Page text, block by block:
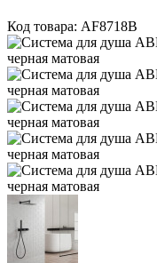
Код товара: AF8718B